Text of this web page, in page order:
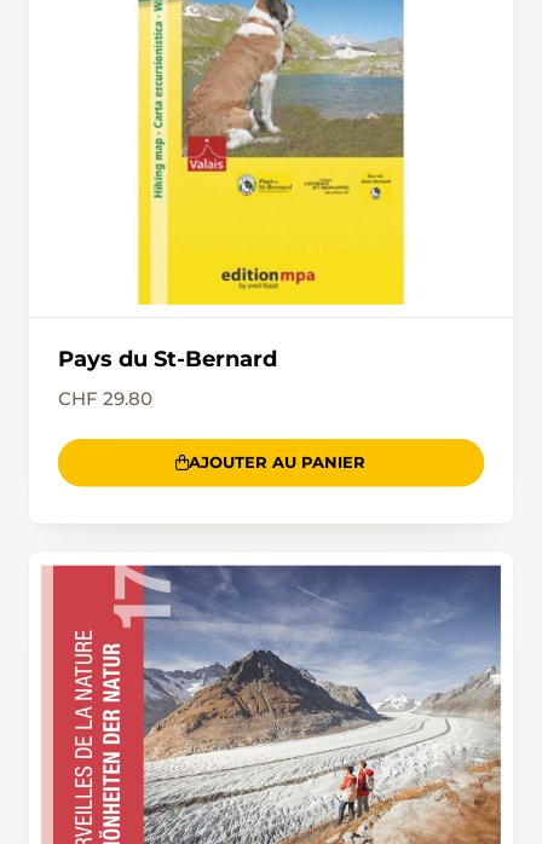
Pays du St-Bernard
CHF 29.80
AJOUTER AU PANIER